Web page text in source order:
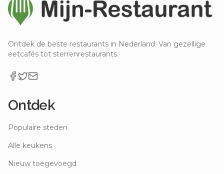
Ontdek de beste restaurants in Nederland. Van gezellige
eetcafés tot sterrenrestaurants.
Ontdek
Populaire steden
Alle keukens
Nieuw toegevoegd